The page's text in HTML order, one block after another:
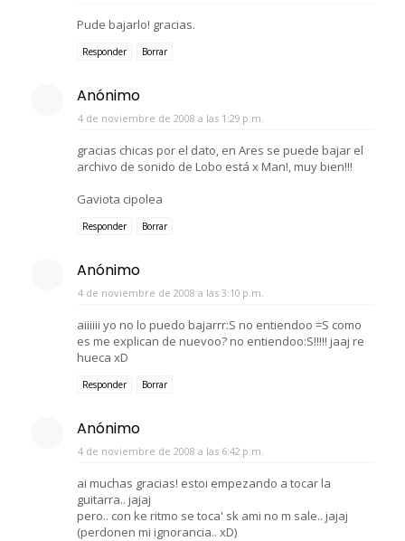
Pude bajarlo! gracias.
Responder Borrar
Anónimo
4 de noviembre de 2008 a las 1:29 p.m.
gracias chicas por el dato, en Ares se puede bajar el
archivo de sonido de Lobo está x Man!, muy bien!!!
Gaviota cipolea
Responder Borrar
Anónimo
4 de noviembre de 2008 a las 3:10 p.m.
aiiiiii yo no lo puedo bajarrr:S no entiendoo =S como
es me explican de nuevoo? no entiendoo:S!!!!! jaaj re
hueca xD
Responder Borrar
Anónimo
4 de noviembre de 2008 a las 6:42 p.m.
ai muchas gracias! estoi empezando a tocar la
guitarra.. jajaj
pero.. con ke ritmo se toca' sk ami no m sale.. jajaj
(perdonen mi ignorancia.. xD)